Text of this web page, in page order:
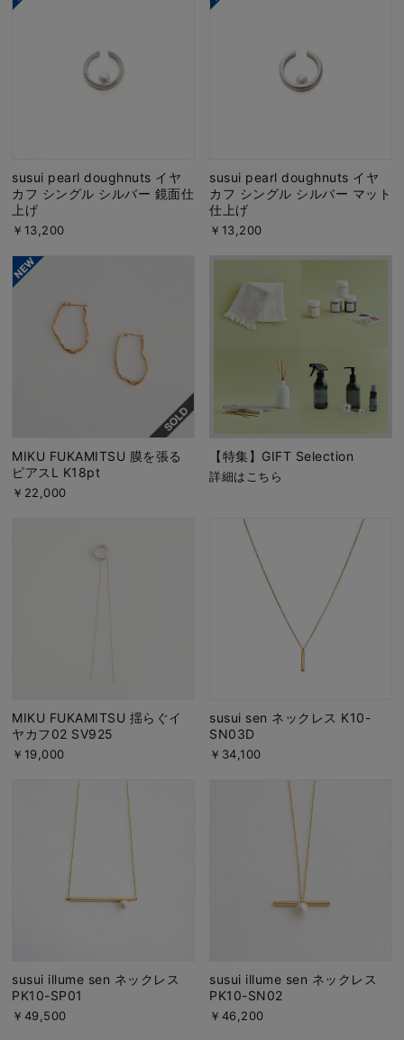
susui pearl doughnuts イヤ
カフ シングル シルバー 鏡面仕
上げ
￥13,200
susui pearl doughnuts イヤ
カフ シングル シルバー マット
仕上げ
￥13,200
MIKU FUKAMITSU 膜を張る
ピアスL K18pt
￥22,000
【特集】GIFT Selection
詳細はこちら
MIKU FUKAMITSU 揺らぐイ
ヤカフ02 SV925
￥19,000
susui sen ネックレス K10-
SN03D
￥34,100
susui illume sen ネックレス
PK10-SP01
￥49,500
susui illume sen ネックレス
PK10-SN02
￥46,200